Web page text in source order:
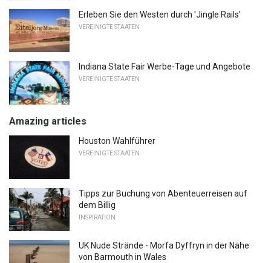
Erleben Sie den Westen durch 'Jingle Rails'
VEREINIGTE STAATEN
Indiana State Fair Werbe-Tage und Angebote
VEREINIGTE STAATEN
Amazing articles
Houston Wahlführer
VEREINIGTE STAATEN
Tipps zur Buchung von Abenteuerreisen auf
dem Billig
INSPIRATION
UK Nude Strände - Morfa Dyffryn in der Nähe
von Barmouth in Wales